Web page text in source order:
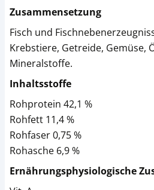
Zusammensetzung
Fisch und
Krebstiere, Getreide, Gemüse,
Mineralstoffe.
Inhaltsstoffe
Rohprotein 42,1 %
Rohfett 11,4 %
Rohfaser 0,75 %
Rohasche 6,9 %
Ernährungsphysiologische